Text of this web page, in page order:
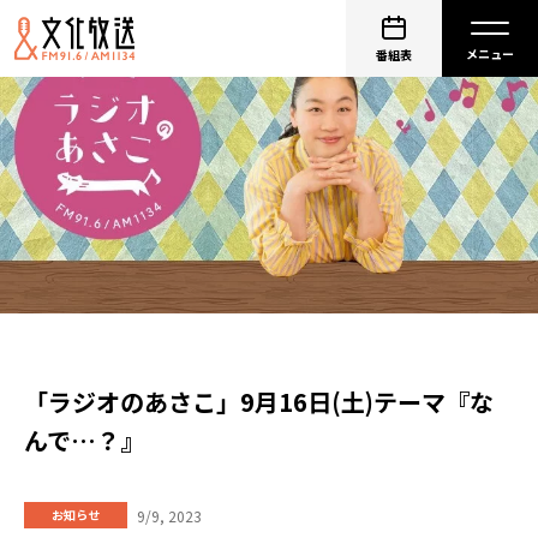
番組表
「ラジオのあさこ」9月16日(土)テーマ『な
んで…？』
お知らせ 9/9, 2023